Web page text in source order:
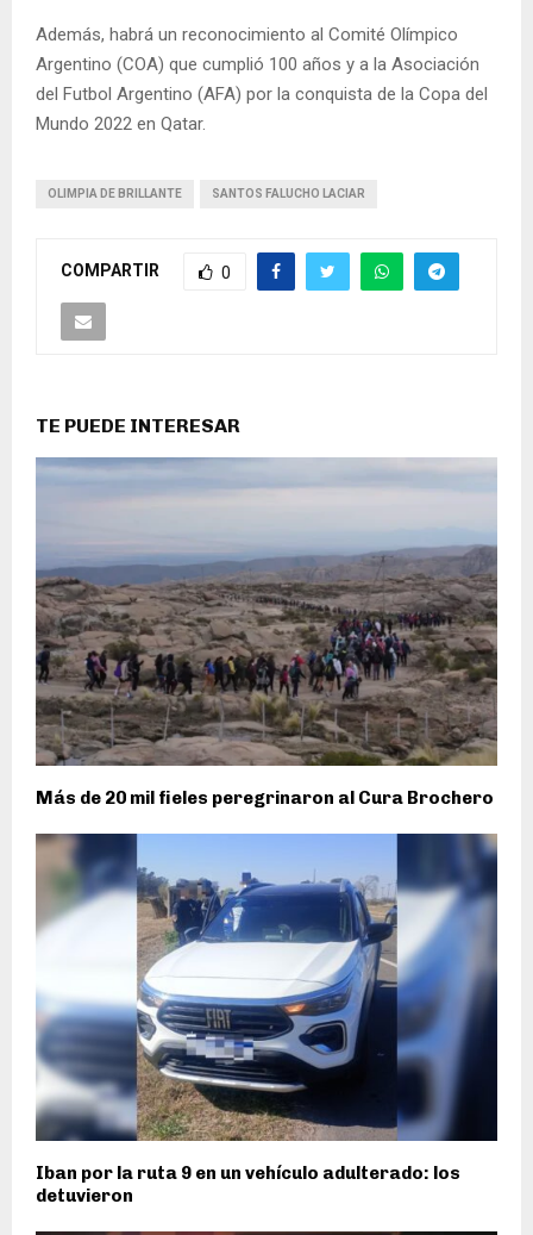
Además, habrá un reconocimiento al Comité Olímpico
Argentino (COA) que cumplió 100 años y a la Asociación
del Futbol Argentino (AFA) por la conquista de la Copa del
Mundo 2022 en Qatar.
OLIMPIA DE BRILLANTE SANTOS FALUCHO LACIAR
COMPARTIR 0
TE PUEDE INTERESAR
Más de 20 mil fieles peregrinaron al Cura Brochero
Iban por la ruta 9 en un vehículo adulterado: los
detuvieron